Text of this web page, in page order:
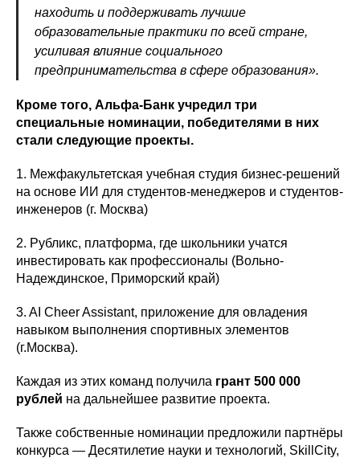
находить и поддерживать лучшие
образовательные практики по всей стране,
усиливая влияние социального
предпринимательства в сфере образования».
Кроме того, Альфа-Банк учредил три
специальные номинации, победителями в них
стали следующие проекты.
1. Межфакультетская учебная студия бизнес-решений
на основе ИИ для студентов-менеджеров и студентов-
инженеров (г. Москва)
2. Рубликс, платформа, где школьники учатся
инвестировать как профессионалы (Вольно-
Надеждинское, Приморский край)
3. AI Cheer Assistant, приложение для овладения
навыком выполнения спортивных элементов
(г.Москва).
Каждая из этих команд получила грант 500 000
рублей на дальнейшее развитие проекта.
Также собственные номинации предложили партнёры
конкурса — Десятилетие науки и технологий, SkillCity,